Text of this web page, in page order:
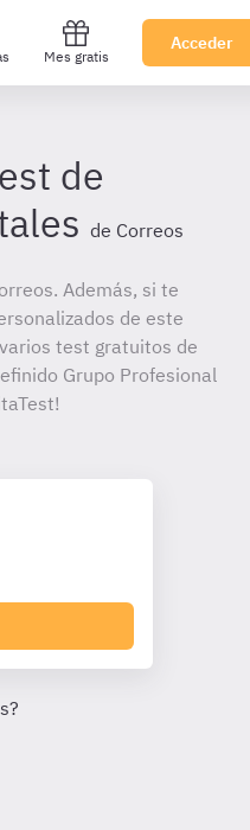
Mes gratis
Acceder
de
de Correos
Además, si te
de este
test gratuitos de
Grupo Profesional